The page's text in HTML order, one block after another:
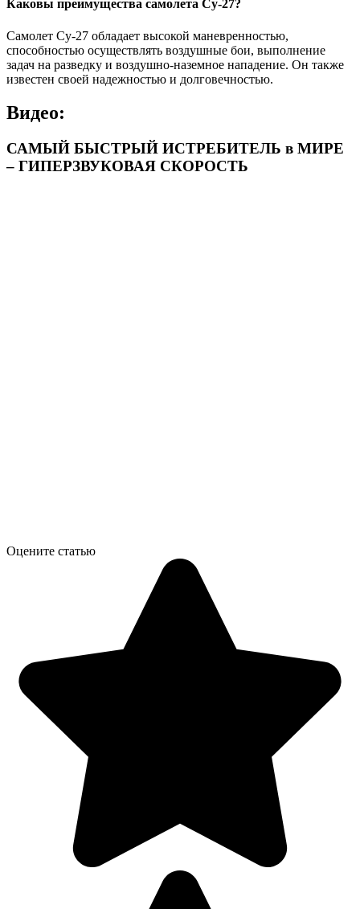
Каковы преимущества самолета Су-27?
Самолет Су-27 обладает высокой маневренностью,
способностью осуществлять воздушные бои, выполнение
задач на разведку и воздушно-наземное нападение. Он также
известен своей надежностью и долговечностью.
Видео:
САМЫЙ БЫСТРЫЙ ИСТРЕБИТЕЛЬ в МИРЕ
– ГИПЕРЗВУКОВАЯ СКОРОСТЬ
Оцените статью